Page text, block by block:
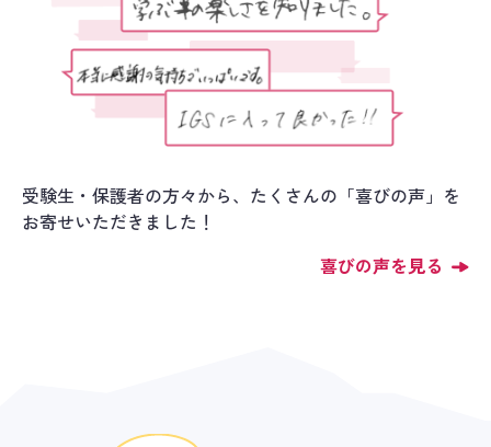
受験生・保護者の方々から、たくさんの「喜びの声」を
お寄せいただきました！
喜びの声を見る